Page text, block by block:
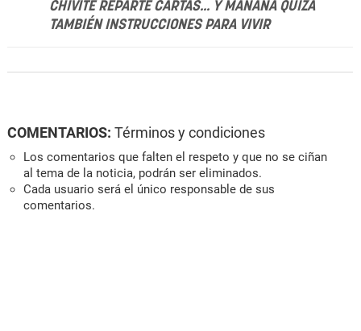
CHIVITE REPARTE CARTAS... Y MAÑANA QUIZÁ
TAMBIÉN INSTRUCCIONES PARA VIVIR
COMENTARIOS: Términos y condiciones
Los comentarios que falten el respeto y que no se ciñan
al tema de la noticia, podrán ser eliminados.
Cada usuario será el único responsable de sus
comentarios.